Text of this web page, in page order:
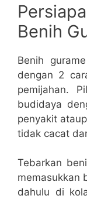
Benih
Benih
dengan 2
pemijahan.
budidaya
penyakit
tidak cacat
Tebarkan
memasukkan
dahulu di